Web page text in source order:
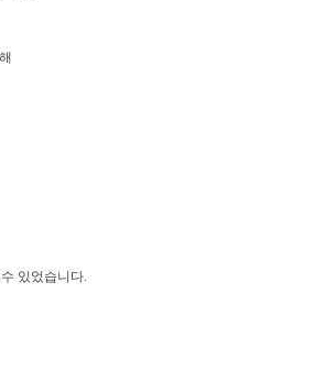
있었습니다.